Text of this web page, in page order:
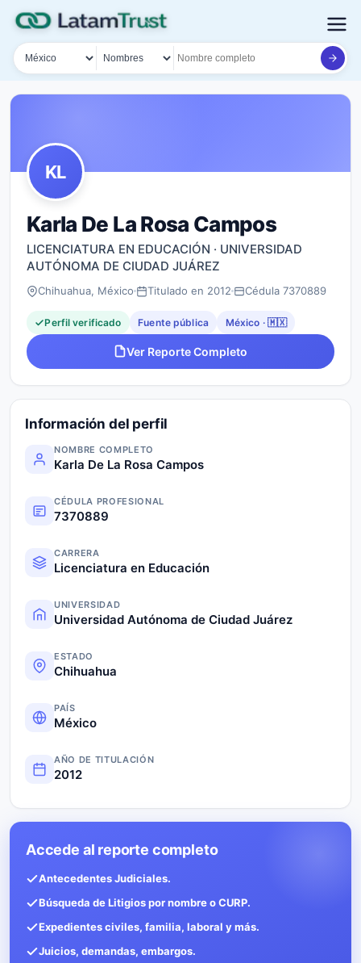
País
Tipo de búsqueda
Nombre o documento
KL
Karla De La Rosa Campos
LICENCIATURA EN EDUCACIÓN · UNIVERSIDAD
AUTÓNOMA DE CIUDAD JUÁREZ
Chihuahua, México Titulado en 2012 Cédula 7370889
Perfil verificado Fuente pública México · 🇲🇽
Ver Reporte Completo
Información del perfil
NOMBRE COMPLETO
Karla De La Rosa Campos
CÉDULA PROFESIONAL
7370889
CARRERA
Licenciatura en Educación
UNIVERSIDAD
Universidad Autónoma de Ciudad Juárez
ESTADO
Chihuahua
PAÍS
México
AÑO DE TITULACIÓN
2012
Accede al reporte completo
Antecedentes Judiciales.
Búsqueda de Litigios por nombre o CURP.
Expedientes civiles, familia, laboral y más.
Juicios, demandas, embargos.